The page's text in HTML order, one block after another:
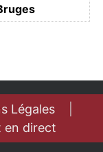
Légales
en direct